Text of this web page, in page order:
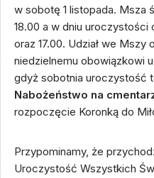
w sobotę 1 listopada. Msza
18.00 a w dniu uroczystości
oraz 17.00. Udział we Mszy
niedzielnemu obowiązkowi
gdyż sobotnia uroczystość
Nabożeństwo na
rozpoczęcie Koronką do
Przypominamy, że
Uroczystość Wszystkich